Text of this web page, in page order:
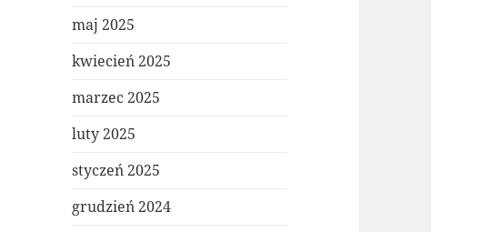
maj 2025
kwiecień 2025
marzec 2025
luty 2025
styczeń 2025
grudzień 2024